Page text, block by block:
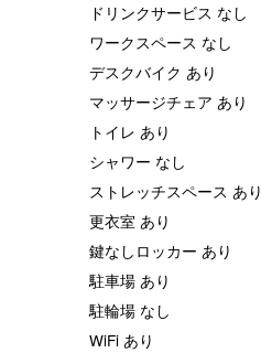
ドリンクサービス なし
ワークスペース なし
デスクバイク あり
マッサージチェア あり
トイレ あり
シャワー なし
ストレッチスペース あり
更衣室 あり
鍵なしロッカー あり
駐車場 あり
駐輪場 なし
WiFi あり